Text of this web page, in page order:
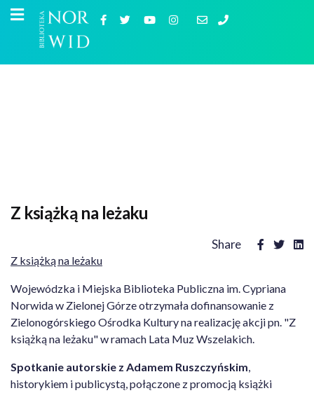
Z książką na leżaku
Share
Z książką na leżaku
Wojewódzka i Miejska Biblioteka Publiczna im. Cypriana
Norwida w Zielonej Górze otrzymała dofinansowanie z
Zielonogórskiego Ośrodka Kultury na realizację akcji pn. "Z
książką na leżaku" w ramach Lata Muz Wszelakich.
Spotkanie autorskie z Adamem Ruszczyńskim,
historykiem i publicystą, połączone z promocją książki